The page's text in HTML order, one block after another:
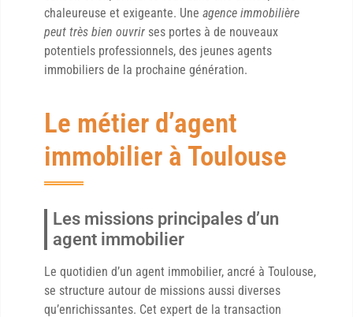
chaleureuse et exigeante. Une agence immobilière
peut très bien ouvrir ses portes à de nouveaux
potentiels professionnels, des jeunes agents
immobiliers de la prochaine génération.
Le métier d’agent
immobilier à Toulouse
Les missions principales d’un
agent immobilier
Le quotidien d’un agent immobilier, ancré à Toulouse,
se structure autour de missions aussi diverses
qu’enrichissantes. Cet expert de la transaction